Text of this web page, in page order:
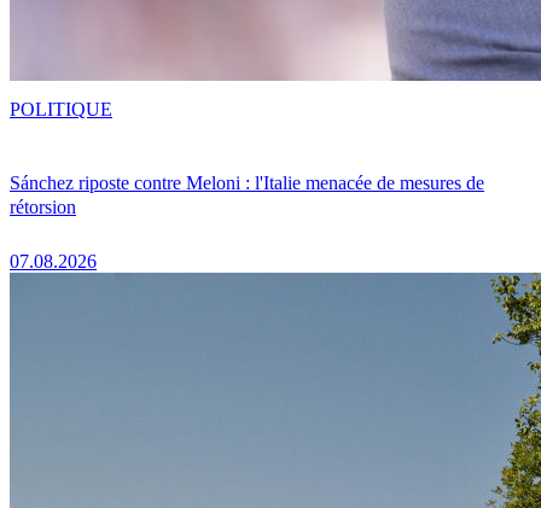
Sánchez riposte contre Meloni : l'Italie menacée de mesures de
rétorsion
07.08.2026
POLITIQUE